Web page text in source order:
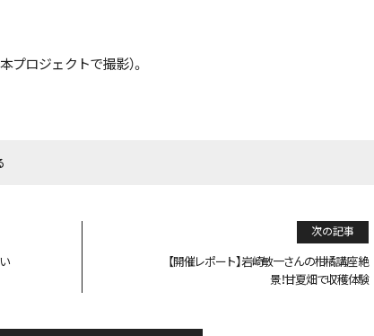
プロジェクトで撮影）。
次の記事
【開催レポート】岩崎敏一さんの柑橘講座 絶
景！甘夏畑で収穫体験